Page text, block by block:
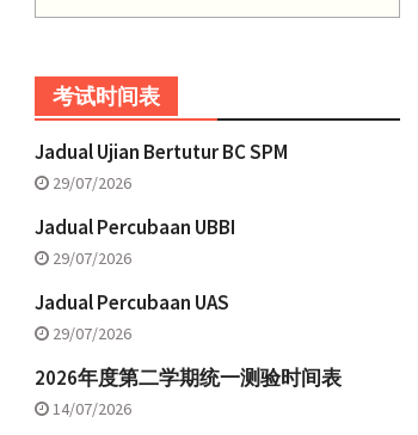
考试时间表
Jadual Ujian Bertutur BC SPM
29/07/2026
Jadual Percubaan UBBI
29/07/2026
Jadual Percubaan UAS
29/07/2026
2026年度第二学期统一测验时间表
14/07/2026